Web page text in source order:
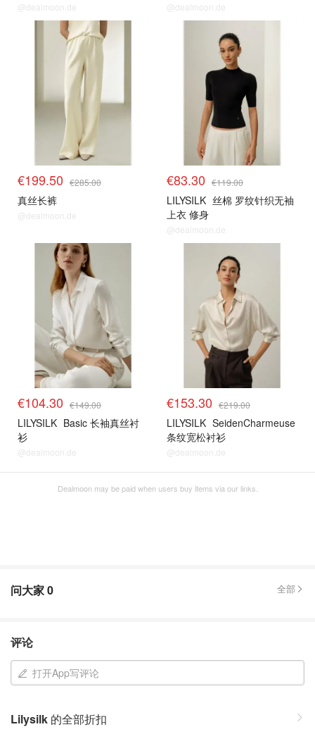
@dealmoon.de @dealmoon.de
€199.50 €285.00
真丝长裤
@dealmoon.de
€83.30 €119.00
LILYSILK 丝棉 罗纹针织无袖
上衣 修身
@dealmoon.de
€104.30 €149.00
LILYSILK Basic 长袖真丝衬
衫
@dealmoon.de
€153.30 €219.00
LILYSILK SeidenCharmeuse
条纹宽松衬衫
@dealmoon.de
Dealmoon may be paid when users buy items via our links.
问大家0 全部
评论
打开App写评论
Lilysilk 的全部折扣